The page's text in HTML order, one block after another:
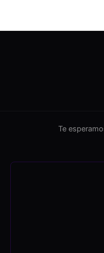
Te